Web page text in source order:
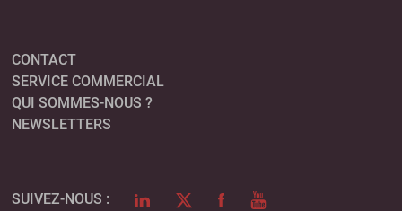
CONTACT
SERVICE COMMERCIAL
QUI SOMMES-NOUS ?
NEWSLETTERS
SUIVEZ-NOUS : LINKEDINTWITTERFACEBOOK
YOUTUBE